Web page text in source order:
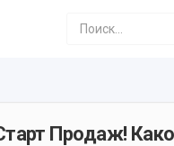
Продаж!